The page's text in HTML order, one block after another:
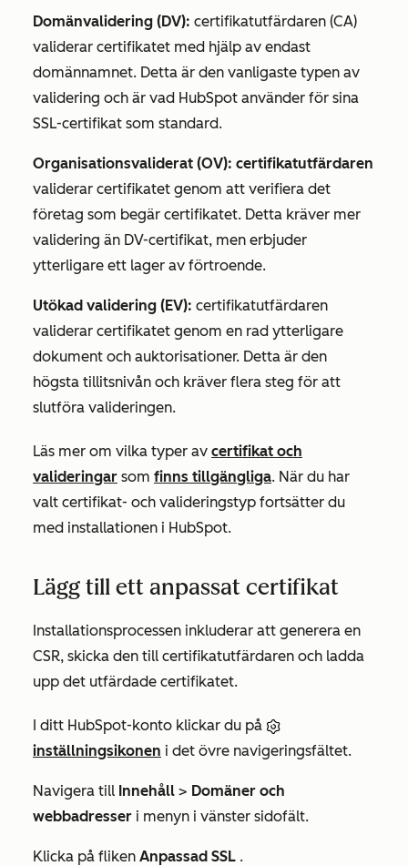
Domänvalidering (DV): certifikatutfärdaren (CA)
validerar certifikatet med hjälp av endast
domännamnet. Detta är den vanligaste typen av
validering och är vad HubSpot använder för sina
SSL-certifikat som standard.
Organisationsvaliderat (OV): certifikatutfärdaren
validerar certifikatet genom att verifiera det
företag som begär certifikatet. Detta kräver mer
validering än DV-certifikat, men erbjuder
ytterligare ett lager av förtroende.
Utökad validering (EV): certifikatutfärdaren
validerar certifikatet genom en rad ytterligare
dokument och auktorisationer. Detta är den
högsta tillitsnivån och kräver flera steg för att
slutföra valideringen.
Läs mer om vilka typer av certifikat och
valideringar som finns tillgängliga. När du har
valt certifikat- och valideringstyp fortsätter du
med installationen i HubSpot.
Lägg till ett anpassat certifikat
Installationsprocessen inkluderar att generera en
CSR, skicka den till certifikatutfärdaren och ladda
upp det utfärdade certifikatet.
I ditt HubSpot-konto klickar du på
inställningsikonen i det övre navigeringsfältet.
Navigera till Innehåll > Domäner och
webbadresser i menyn i vänster sidofält.
Klicka på fliken Anpassad SSL .